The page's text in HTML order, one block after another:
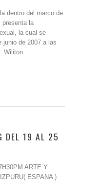
dentro del marco de
presenta la
la cual se
junio de 2007 a las
Wiliton …
DEL 19 AL 25
ARTE Y
ESPANA )